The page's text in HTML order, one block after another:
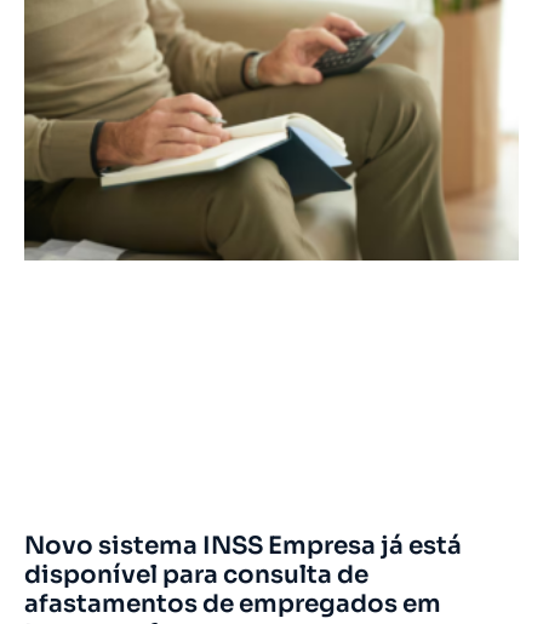
Novo sistema INSS Empresa já está
disponível para consulta de
afastamentos de empregados em